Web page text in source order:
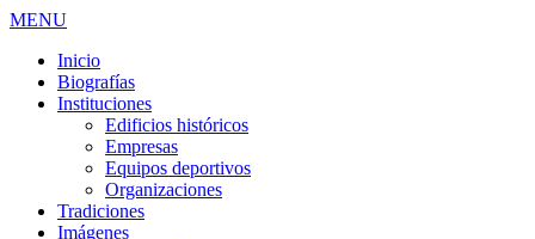
MENU
Inicio
Biografías
Instituciones
Edificios históricos
Empresas
Equipos deportivos
Organizaciones
Tradiciones
Imágenes